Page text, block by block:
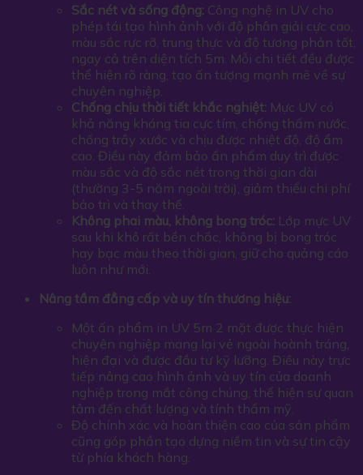
Sắc nét và sống động: Công nghệ in UV cho
phép tái tạo hình ảnh với độ phân giải cực cao,
màu sắc rực rỡ, trung thực và độ tương phản tốt,
ngay cả trên diện tích 5m. Mỗi chi tiết đều được
thể hiện rõ ràng, tạo ấn tượng mạnh mẽ về sự
chuyên nghiệp.
Chống chịu thời tiết khắc nghiệt: Mực UV có
khả năng kháng tia cực tím, chống thấm nước,
chống trầy xước và chịu được nhiệt độ, độ ẩm
cao. Điều này đảm bảo ấn phẩm duy trì được
màu sắc và độ sắc nét trong thời gian dài
(thường 3-5 năm ngoài trời), giảm thiểu chi phí
bảo trì và thay thế.
Không phai màu, không bong tróc: Lớp mực UV
sau khi khô rất bền chắc, không bị bong tróc
hay bạc màu theo thời gian, giữ cho quảng cáo
luôn như mới.
Nâng tầm đẳng cấp và uy tín thương hiệu:
Một ấn phẩm in UV 5m 2 mặt được thực hiện
chuyên nghiệp mang lại vẻ ngoài hoành tráng,
hiện đại và được đầu tư kỹ lưỡng. Điều này trực
tiếp nâng cao hình ảnh và uy tín của doanh
nghiệp trong mắt công chúng, thể hiện sự quan
tâm đến chất lượng và tính thẩm mỹ.
Độ chính xác và hoàn thiện cao của sản phẩm
cũng góp phần tạo dựng niềm tin và sự tin cậy
từ phía khách hàng.